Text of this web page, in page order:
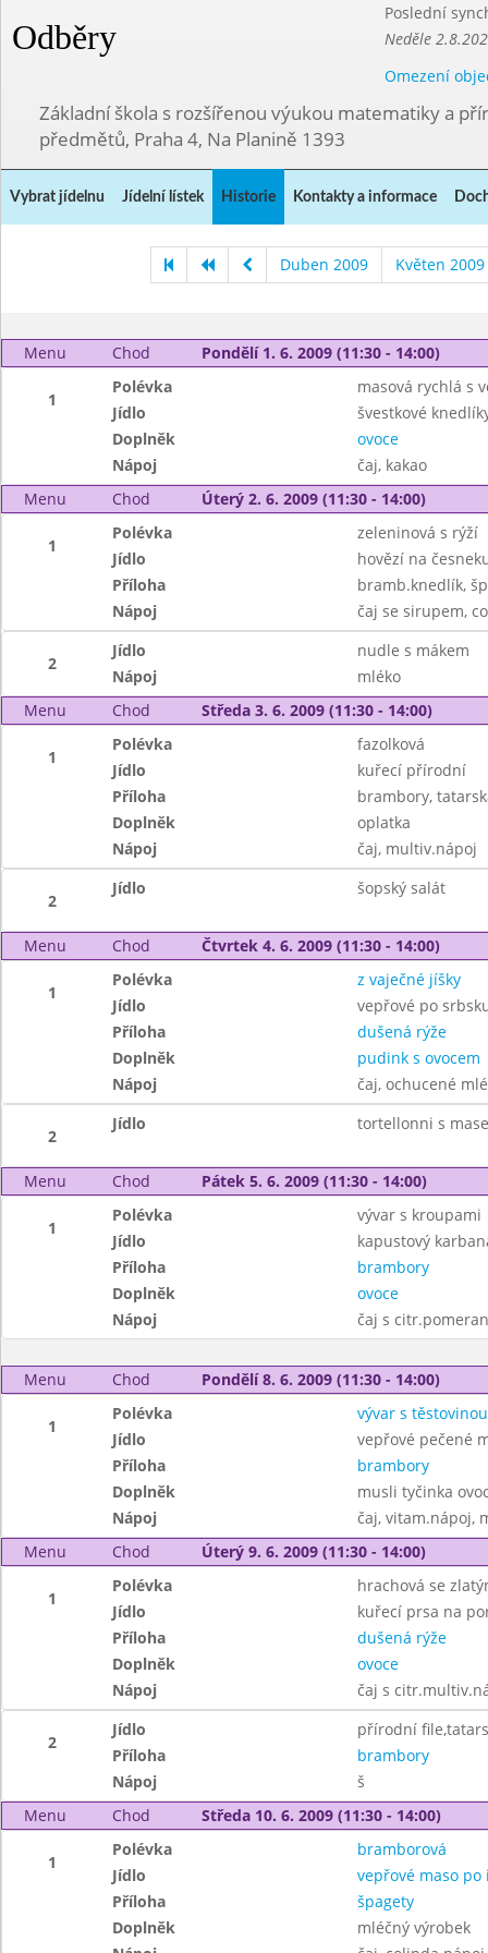
Odběry
Poslední
Neděle
Omezení
Základní škola s rozšířenou výukou matematiky a
předmětů, Praha 4, Na Planině 1393
Vybrat jídelnu Jídelní lístek Historie Kontakty a informace
Duben 2009 Květen 2009
Menu Chod Pondělí 1. 6. 2009 (11:30 - 14:00)
1
Polévka
masová rychlá s
Jídlo
švestkové
Doplněk
ovoce
Nápoj
čaj, kakao
Menu
Chod Úterý 2. 6. 2009 (11:30 - 14:00)
1
Polévka
zeleninová s rýží
Jídlo
hovězí na
Příloha
bramb.knedlík,
Nápoj
čaj se sirupem,
2
Jídlo
nudle s mákem
Nápoj
mléko
Menu
Chod Středa 3. 6. 2009 (11:30 - 14:00)
1
Polévka
fazolková
Jídlo
kuřecí přírodní
Příloha
brambory,
Doplněk
oplatka
Nápoj
čaj, multiv.nápoj
2
Jídlo šopský salát
Menu Chod Čtvrtek 4. 6. 2009 (11:30 - 14:00)
1
Polévka
z vaječné jíšky
Jídlo
vepřové po
Příloha
dušená rýže
Doplněk
pudink s ovocem
Nápoj
čaj, ochucené
2
Jídlo tortellonni s
Menu Chod Pátek 5. 6. 2009 (11:30 - 14:00)
1
Polévka
vývar s kroupami
Jídlo
kapustový
Příloha
brambory
Doplněk
ovoce
Nápoj
čaj s
Menu Chod Pondělí 8. 6. 2009 (11:30 - 14:00)
1
Polévka
vývar s těstovinou
Jídlo
vepřové pečené
Příloha
brambory
Doplněk
musli tyčinka
Nápoj
čaj, vitam.nápoj,
Menu
Chod Úterý 9. 6. 2009 (11:30 - 14:00)
1
Polévka
hrachová se
Jídlo
kuřecí prsa na
Příloha
dušená rýže
Doplněk
ovoce
Nápoj
čaj s
2
Jídlo
přírodní
Příloha
brambory
Nápoj
š
Menu
Chod Středa 10. 6. 2009 (11:30 - 14:00)
1
Polévka
bramborová
Jídlo
vepřové maso po
Příloha
špagety
Doplněk
mléčný výrobek